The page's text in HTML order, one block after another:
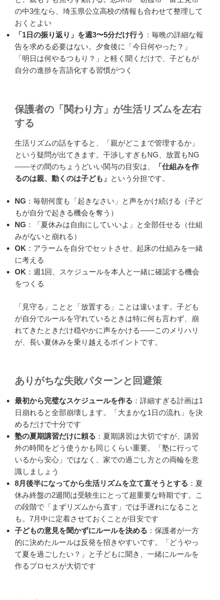
の中3生なら、埼玉県公立高校の情報も合わせて整理して
おくとよい
「1日の振り返り」を週3〜5分だけ行う ：毎晩の詳細な報
告を求める必要はない。夕食後に「今日何やった？」
「明日は何やるつもり？」と軽く聞くだけで、子どもが
自分の進捗を言語化する習慣がつく
保護者の「関わり方」が生活リズムを左右
する
生活リズムの話をすると、「親がどこまで管理するか」
という疑問が出てきます。干渉しすぎもNG、放置もNG
——その間のちょうどいい関与の目安は、
「仕組みを作
るのは親、動くのは子ども」 という分担です。
NG ：毎朝何度も「起きなさい」と声をかけ続ける（子ど
もが自分で起きる機会を奪う）
NG ：「夏休みは自由にしていいよ」と全部任せる（仕組
みがないと崩れる）
OK ：アラームを自分でセットさせ、起床の仕組みを一緒
に考える
OK ：週1回、スケジュールを本人と一緒に確認する機会
をつくる
「見守る」ことと「放置する」ことは違います。子ども
が自分でルールを守れているときは特に何も言わず、崩
れてきたときだけ穏やかに声をかける——このメリハリ
が、長い夏休みを乗り越えるポイントです。
ありがちな失敗パターンと回避策
最初から完璧なスケジュールを作る ：詳細すぎる計画は1
日崩れると全部崩壊します。「大まかな1日の流れ」を決
めるだけで十分です
塾の夏期講習だけに頼る ：夏期講習は大切ですが、講習
外の時間をどう使うかも同じくらい重要。「塾に行って
いるから安心」ではなく、家での過ごし方との両輪を意
識しましょう
8月後半になってから生活リズムを立て直そうとする ：夏
休み終盤の2週間は受験生にとって超重要な時期です。こ
の段階で「まずリズムから直す」では手遅れになること
も。7月中に定着させておくことが目安です
子どもの意見を聞かずにルールを決める ：保護者が一方
的に決めたルールは反発を招きやすいです。「どうやっ
て夏を過ごしたい？」と子どもに聞き、一緒にルールを
作るプロセスが大切です